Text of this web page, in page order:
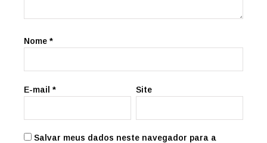
Nome *
E-mail * Site
Salvar meus dados neste navegador para a